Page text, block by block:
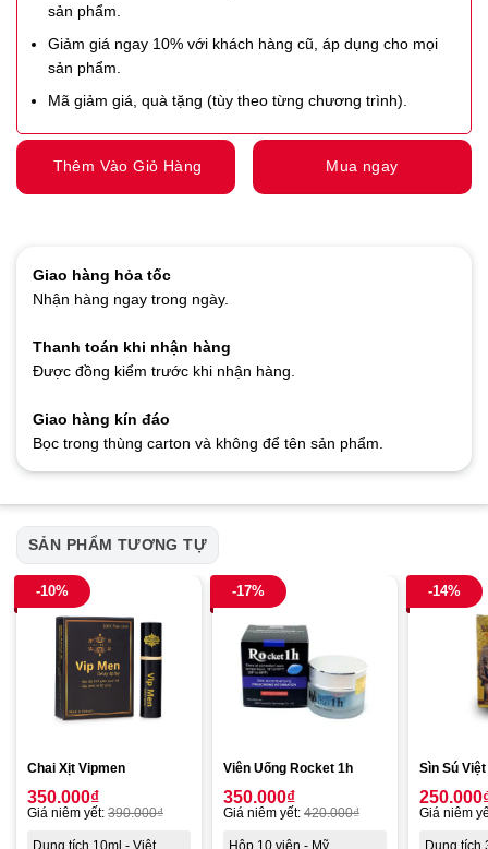
sản phẩm.
Giảm giá ngay 10% với khách hàng cũ, áp dụng cho mọi
sản phẩm.
Mã giảm giá, quà tặng (tùy theo từng chương trình).
Thêm Vào Giỏ Hàng Mua ngay
Giao hàng hỏa tốc
Nhận hàng ngay trong ngày.
Thanh toán khi nhận hàng
Được đồng kiểm trước khi nhận hàng.
Giao hàng kín đáo
Bọc trong thùng carton và không để tên sản phẩm.
SẢN PHẨM TƯƠNG TỰ
-10%
Chai Xịt Vipmen
350.000₫
Giá niêm yết: 390.000₫
Dung tích 10ml - Việt
-17%
Viên Uống Rocket 1h
350.000₫
Giá niêm yết: 420.000₫
Hộp 10 viên - Mỹ
-14%
Sìn Sú
250.000
Giá niêm
Dung tích